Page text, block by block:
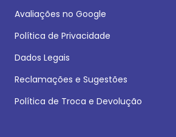
Avaliações no Google
Política de Privacidade
Dados Legais
Reclamações e Sugestões
Política de Troca e Devolução